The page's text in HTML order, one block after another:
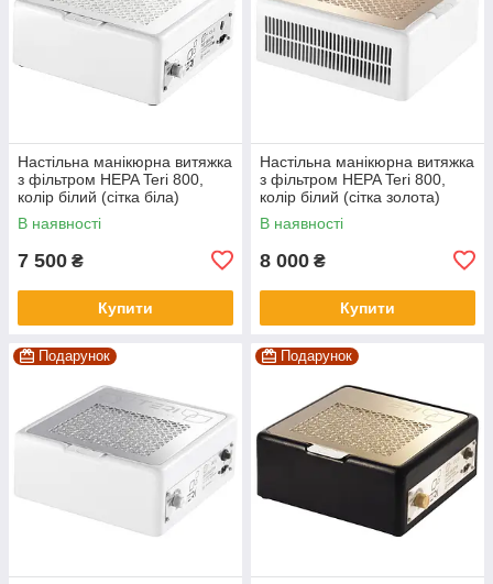
Настільна манікюрна витяжка
з фільтром HEPA Teri 800,
колір білий (сітка біла)
В наявності
7 500 ₴
Купити
Настільна манікюрна витяжка
з фільтром HEPA Teri 800,
колір білий (сітка золота)
В наявності
8 000 ₴
Купити
Подарунок Подарунок